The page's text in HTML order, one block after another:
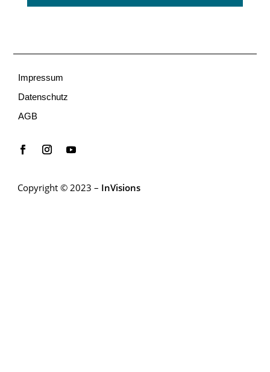
Impressum
Datenschutz
AGB
Copyright © 2023 – InVisions